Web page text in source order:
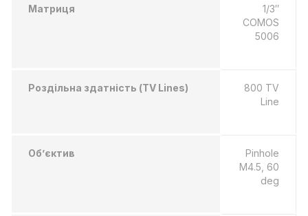
Матриця
1/3″
COMOS
5006
Роздільна здатність (TV Lines)
800 TV
Line
Об’єктив
Pinhole
M4.5, 60
deg